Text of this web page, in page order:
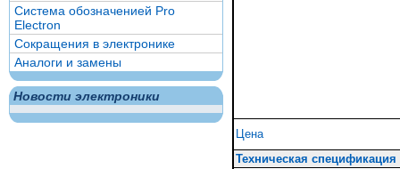
Система обозначенией Pro
Electron
Сокращения в электронике
Аналоги и замены
Новости электроники
Цена
Техническая спецификация